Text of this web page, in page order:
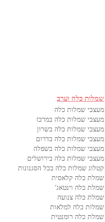
שמלות כלה וערב
מעצבי שמלות כלה
מעצבי שמלות כלה במרכז
מעצבי שמלות כלה בשרון
מעצבי שמלות כלה בדרום
מעצבי שמלות כלה בשפלה
מעצבי שמלות כלה בירושלים
קטלוג שמלות כלה בכל הסגנונות
שמלת כלה קלאסית
שמלת כלה וינטאג'
שמלת כלה צנועה
שמלות כלה למלאות
שמלת כלה רומנטית